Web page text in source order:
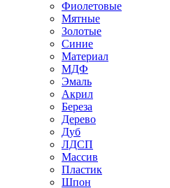
Фиолетовые
Мятные
Золотые
Синие
Материал
МДФ
Эмаль
Акрил
Береза
Дерево
Дуб
ЛДСП
Массив
Пластик
Шпон